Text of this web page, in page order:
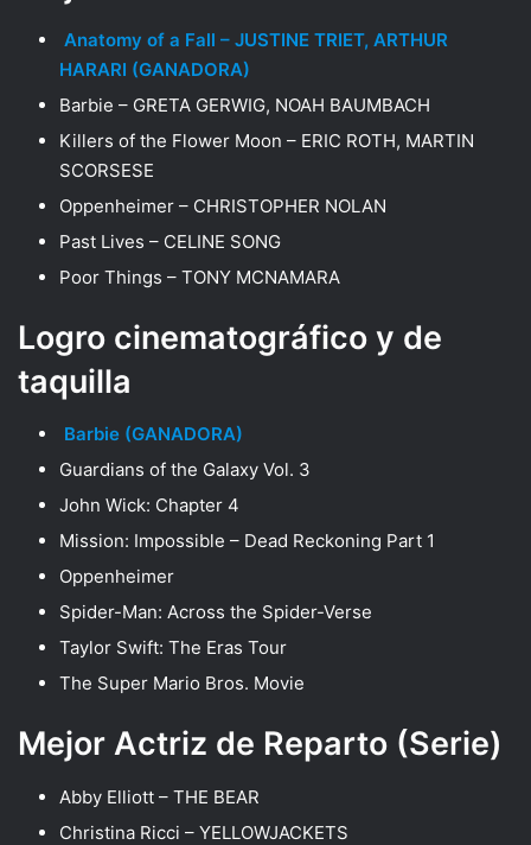
Anatomy of a Fall – JUSTINE TRIET, ARTHUR
HARARI (GANADORA)
Barbie – GRETA GERWIG, NOAH BAUMBACH
Killers of the Flower Moon – ERIC ROTH, MARTIN
SCORSESE
Oppenheimer – CHRISTOPHER NOLAN
Past Lives – CELINE SONG
Poor Things – TONY MCNAMARA
Logro cinematográfico y de
taquilla
Barbie (GANADORA)
Guardians of the Galaxy Vol. 3
John Wick: Chapter 4
Mission: Impossible – Dead Reckoning Part 1
Oppenheimer
Spider-Man: Across the Spider-Verse
Taylor Swift: The Eras Tour
The Super Mario Bros. Movie
Mejor Actriz de Reparto (Serie)
Abby Elliott – THE BEAR
Christina Ricci – YELLOWJACKETS